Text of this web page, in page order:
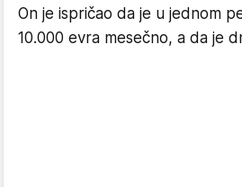
On je ispričao da je u jednom
10.000 evra mesečno, a da je